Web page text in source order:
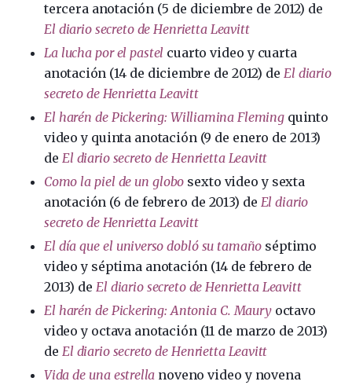
tercera anotación (5 de diciembre de 2012) de
El diario secreto de Henrietta Leavitt
La lucha por el pastel cuarto video y cuarta
anotación (14 de diciembre de 2012) de El diario
secreto de Henrietta Leavitt
El harén de Pickering: Williamina Flemingquinto
video y quinta anotación (9 de enero de 2013)
de El diario secreto de Henrietta Leavitt
Como la piel de un globo sexto video y sexta
anotación (6 de febrero de 2013) de El diario
secreto de Henrietta Leavitt
El día que el universo dobló su tamaño séptimo
video y séptima anotación (14 de febrero de
2013) de El diario secreto de Henrietta Leavitt
El harén de Pickering: Antonia C. Mauryoctavo
video y octava anotación (11 de marzo de 2013)
de El diario secreto de Henrietta Leavitt
Vida de una estrella noveno video y novena